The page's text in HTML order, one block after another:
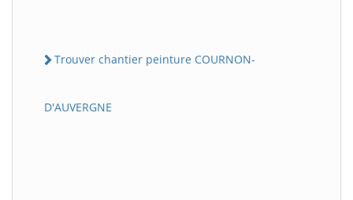
Trouver chantier peinture COURNON-
D'AUVERGNE